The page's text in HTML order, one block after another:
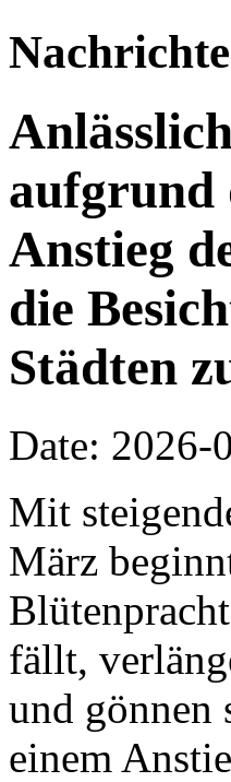
aufgrund
Anstieg
die
Städten
Date: 2026-
Mit
März
fällt,
und gönnen
einem